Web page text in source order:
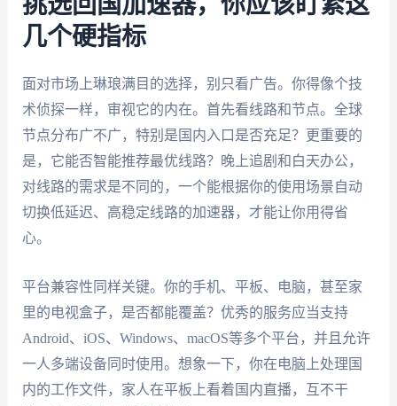
挑选回国加速器，你应该盯紧这
几个硬指标
面对市场上琳琅满目的选择，别只看广告。你得像个技
术侦探一样，审视它的内在。首先看线路和节点。全球
节点分布广不广，特别是国内入口是否充足？更重要的
是，它能否智能推荐最优线路？晚上追剧和白天办公，
对线路的需求是不同的，一个能根据你的使用场景自动
切换低延迟、高稳定线路的加速器，才能让你用得省
心。
平台兼容性同样关键。你的手机、平板、电脑，甚至家
里的电视盒子，是否都能覆盖？优秀的服务应当支持
Android、iOS、Windows、macOS等多个平台，并且允许
一人多端设备同时使用。想象一下，你在电脑上处理国
内的工作文件，家人在平板上看着国内直播，互不干